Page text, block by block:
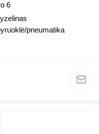
6
pneumatika